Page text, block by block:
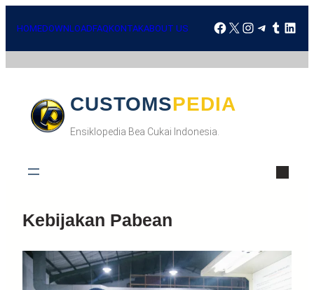
HOMEDOWNLOADFAQKONTAKABOUT US
CUSTOMSPEDIA
Ensiklopedia Bea Cukai Indonesia.
Kebijakan Pabean